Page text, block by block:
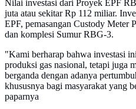
Nilai investasi dari Proyek EPF
juta atau sekitar Rp 112 miliar.
EPF, pemasangan Custody Meter
dan komplesi Sumur RBG-3.
"Kami berharap bahwa investasi
produksi gas nasional, tetapi juga
berganda dengan adanya
khususnya bagi masyarakat yang
paparnya